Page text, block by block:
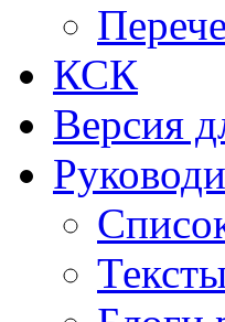
КСК
Версия